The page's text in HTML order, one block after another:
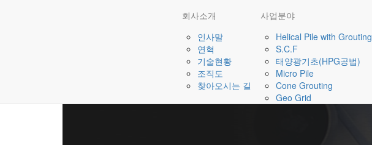
회사소개
인사말
연혁
기술현황
조직도
찾아오시는 길
사업분야
Helical Pile with Grouting
S.C.F
태양광기초(HPG공법)
Micro Pile
Cone Grouting
Geo Grid